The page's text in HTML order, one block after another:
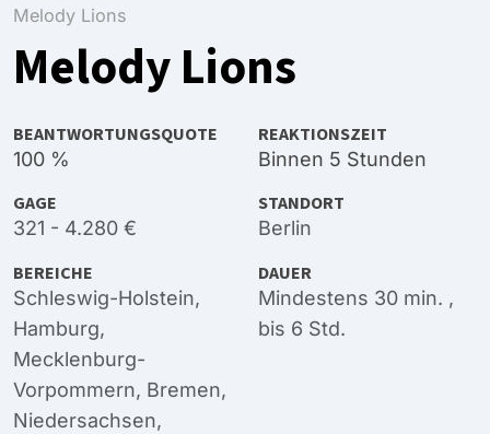
Melody Lions
Melody Lions
BEANTWORTUNGSQUOTE
100 %
REAKTIONSZEIT
Binnen 5 Stunden
GAGE
321 - 4.280 €
STANDORT
Berlin
BEREICHE
Schleswig-Holstein,
Hamburg,
Mecklenburg-
Vorpommern, Bremen,
Niedersachsen,
DAUER
Mindestens 30 min. ,
bis 6 Std.